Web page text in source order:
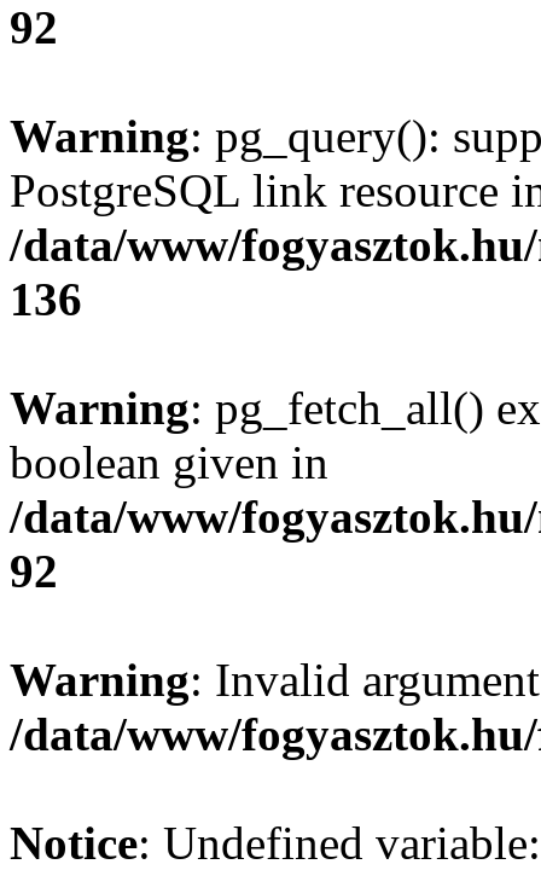
92
Warning: pg_query():
PostgreSQL link resource
/data/www/
136
Warning: pg_fetch_all()
boolean given in
/data/www/
92
Warning: Invalid
/data/www/
Notice: Undefined